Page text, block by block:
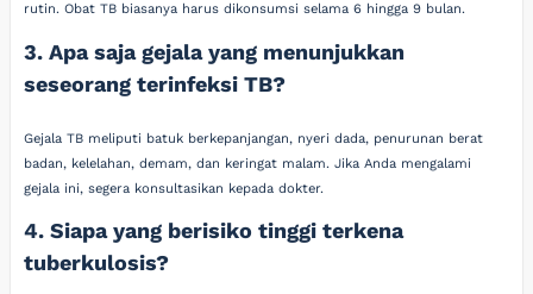
rutin. Obat TB biasanya harus dikonsumsi selama 6 hingga 9 bulan.
3. Apa saja gejala yang menunjukkan
seseorang terinfeksi TB?
Gejala TB meliputi batuk berkepanjangan, nyeri dada, penurunan berat
badan, kelelahan, demam, dan keringat malam. Jika Anda mengalami
gejala ini, segera konsultasikan kepada dokter.
4. Siapa yang berisiko tinggi terkena
tuberkulosis?